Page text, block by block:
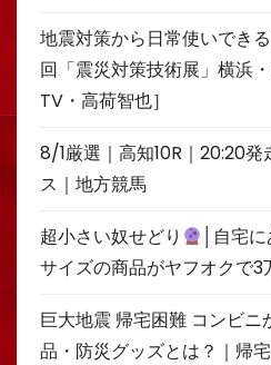
地震対策から日常使いでき
回「震災対策技術展」横浜
TV・高荷智也］
8/1厳選｜高知10R｜20:20発
ス｜地方競馬
超小さい奴せどり
│自宅
サイズの商品がヤフオクで3
巨大地震 帰宅困難 コンビ
品・防災グッズとは？｜帰